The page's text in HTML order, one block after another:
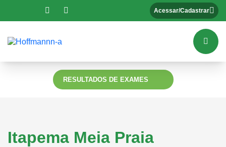
Acessar/Cadastrar
RESULTADOS DE EXAMES
Itapema Meia Praia